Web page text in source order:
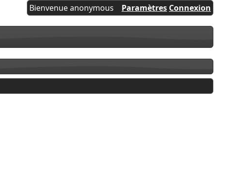
Bienvenue anonymous Paramètres Connexion